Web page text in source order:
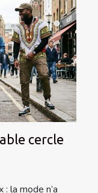
cercle
la mode n’a